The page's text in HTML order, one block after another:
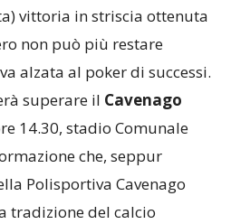
vittoria in striscia ottenuta
non può più restare
alzata al poker di successi.
superare il Cavenago
14.30, stadio Comunale
che, seppur
Polisportiva Cavenago
tradizione del calcio